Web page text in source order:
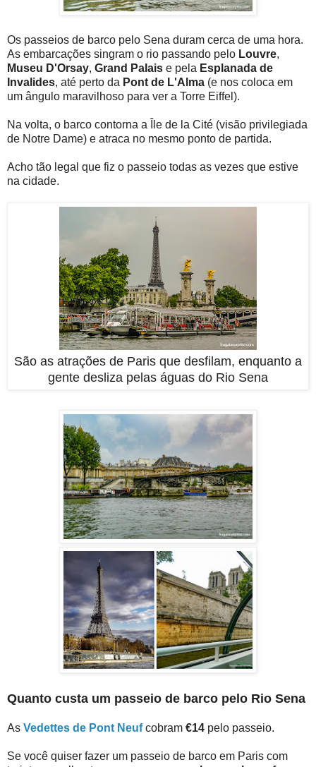
Os passeios de barco pelo Sena duram cerca de uma hora.
As embarcações singram o rio passando pelo Louvre,
Museu D'Orsay, Grand Palais e pela Esplanada de
Invalides, até perto da Pont de L'Alma (e nos coloca em
um ângulo maravilhoso para ver a Torre Eiffel).
Na volta, o barco contorna a Île de la Cité (visão privilegiada
de Notre Dame) e atraca no mesmo ponto de partida.
Acho tão legal que fiz o passeio todas as vezes que estive
na cidade.
São as atrações de Paris que desfilam, enquanto a
gente desliza pelas águas do Rio Sena
Quanto custa um passeio de barco pelo Rio Sena
As Vedettes de Pont Neufcobram €14 pelo passeio.
Se você quiser fazer um passeio de barco em Paris com